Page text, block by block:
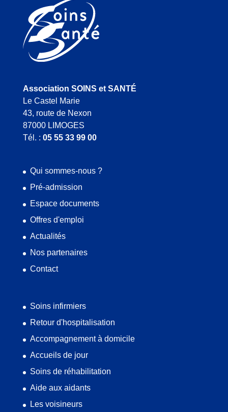
Association SOINS et SANTÉ
Le Castel Marie
43, route de Nexon
87000 LIMOGES
Tél. : 05 55 33 99 00
Qui sommes-nous ?
Pré-admission
Espace documents
Offres d'emploi
Actualités
Nos partenaires
Contact
Soins infirmiers
Retour d'hospitalisation
Accompagnement à domicile
Accueils de jour
Soins de réhabilitation
Aide aux aidants
Les voisineurs